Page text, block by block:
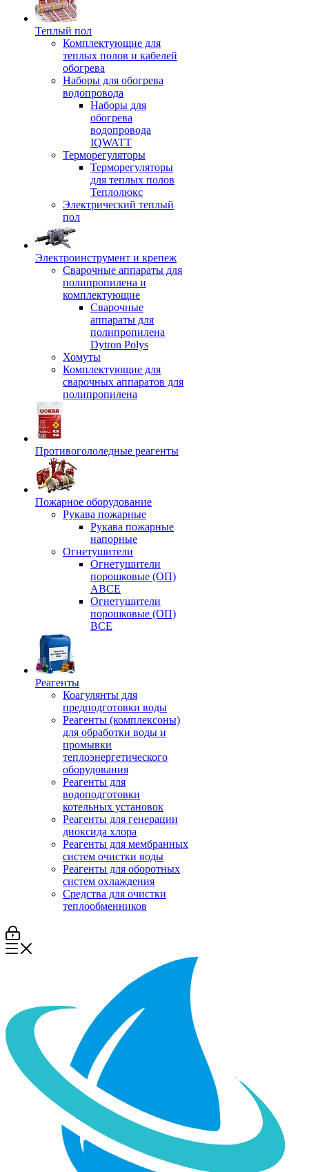
Теплый пол
Комплектующие для
теплых полов и кабелей
обогрева
Наборы для обогрева
водопровода
Наборы для
обогрева
водопровода
IQWATT
Терморегуляторы
Терморегуляторы
для теплых полов
Теплолюкс
Электрический теплый
пол
Электроинструмент и крепеж
Сварочные аппараты для
полипропилена и
комплектующие
Сварочные
аппараты для
полипропилена
Dytron Polys
Хомуты
Комплектующие для
сварочных аппаратов для
полипропилена
Противогололедные реагенты
Пожарное оборудование
Рукава пожарные
Рукава пожарные
напорные
Огнетушители
Огнетушители
порошковые (ОП)
АВСЕ
Огнетушители
порошковые (ОП)
ВСЕ
Реагенты
Коагулянты для
предподготовки воды
Реагенты (комплексоны)
для обработки воды и
промывки
теплоэнергетического
оборудования
Реагенты для
водоподготовки
котельных установок
Реагенты для генерации
диоксида хлора
Реагенты для мембранных
систем очистки воды
Реагенты для оборотных
систем охлаждения
Средства для очистки
теплообменников